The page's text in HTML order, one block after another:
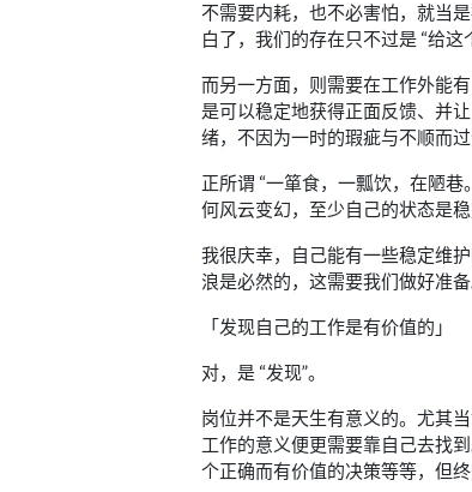
不需要内耗，也不必害怕，就当
白了，我们的存在只不过是 “给这
而另一方面，则需要在工作外能
是可以稳定地获得正面反馈、并
绪，不因为一时的瑕疵与不顺而过
正所谓 “一箪食，一瓢饮，在陋
何风云变幻，至少自己的状态是稳
我很庆幸，自己能有一些稳定维
浪是必然的，这需要我们做好准备
「发现自己的工作是有价值的」
对，是 “发现”。
岗位并不是天生有意义的。尤其
工作的意义便更需要靠自己去找
个正确而有价值的决策等等，但